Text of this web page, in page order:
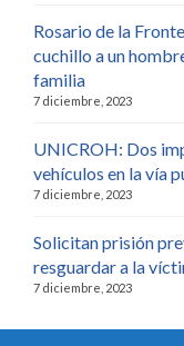
Rosario de la
cuchillo a un
familia
7 diciembre, 2023
UNICROH: Dos
vehículos en la vía
7 diciembre, 2023
Solicitan prisión
resguardar a la
7 diciembre, 2023